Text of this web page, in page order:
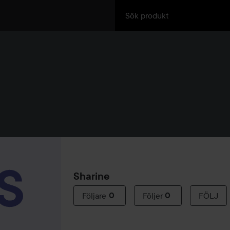
Sharine
Följare 0 Följer 0 FÖLJ